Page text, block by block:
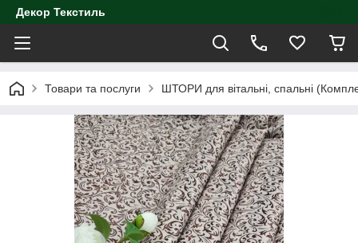
Декор Текстиль
Товари та послуги ШТОРИ для вітальні, спальні